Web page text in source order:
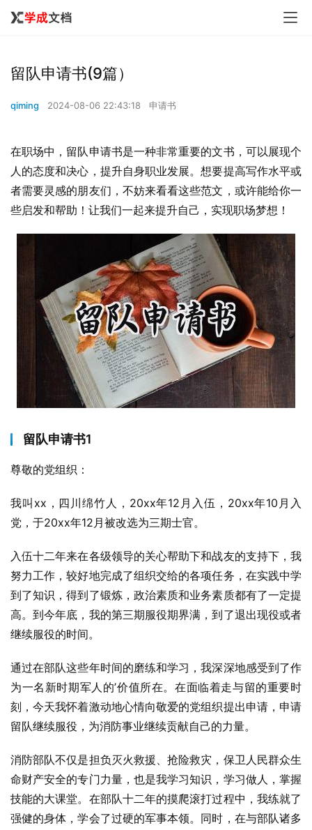
留队申请书(9篇）
qiming 2024-08-06 22:43:18 申请书
在职场中，留队申请书是一种非常重要的文书，可以展现个
人的态度和决心，提升自身职业发展。想要提高写作水平或
者需要灵感的朋友们，不妨来看看这些范文，或许能给你一
些启发和帮助！让我们一起来提升自己，实现职场梦想！
留队申请书1
尊敬的党组织：
我叫xx，四川绵竹人，20xx年12月入伍，20xx年10月入
党，于20xx年12月被改选为三期士官。
入伍十二年来在各级领导的关心帮助下和战友的支持下，我
努力工作，较好地完成了组织交给的各项任务，在实践中学
到了知识，得到了锻炼，政治素质和业务素质都有了一定提
高。到今年底，我的第三期服役期界满，到了退出现役或者
继续服役的时间。
通过在部队这些年时间的磨练和学习，我深深地感受到了作
为一名新时期军人的’价值所在。在面临着走与留的重要时
刻，今天我怀着激动地心情向敬爱的党组织提出申请，申请
留队继续服役，为消防事业继续贡献自己的力量。
消防部队不仅是担负灭火救援、抢险救灾，保卫人民群众生
命财产安全的专门力量，也是我学习知识，学习做人，掌握
技能的大课堂。在部队十二年的摸爬滚打过程中，我练就了
强健的身体，学会了过硬的军事本领。同时，在与部队诸多